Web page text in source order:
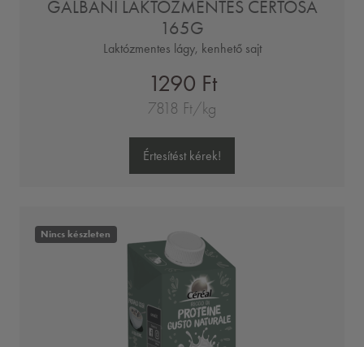
GALBANI LAKTÓZMENTES CERTOSA
165G
Laktózmentes lágy, kenhető sajt
1290 Ft
7818 Ft/kg
Értesítést kérek!
Nincs készleten